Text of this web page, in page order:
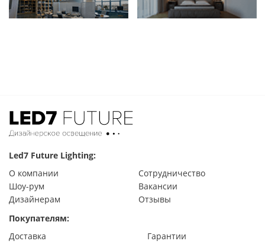
Previous
Led7 Future Lighting:
О компании
Сотрудничество
Шоу-рум
Вакансии
Дизайнерам
Отзывы
Покупателям:
Доставка
Гарантии